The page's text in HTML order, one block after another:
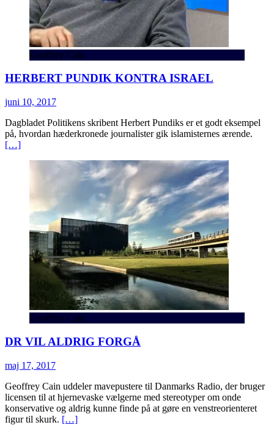
Geoffrey Cain
HERBERT PUNDIK KONTRA ISRAEL
juni 10, 2017
Dagbladet Politikens skribent Herbert Pundiks er et godt eksempel
på, hvordan hæderkronede journalister gik islamisternes ærende.
[…]
Geoffrey Cain
DR VIL ALDRIG FORGÅ
maj 17, 2017
Geoffrey Cain uddeler mavepustere til Danmarks Radio, der bruger
licensen til at hjernevaske vælgerne med stereotyper om onde
konservative og aldrig kunne finde på at gøre en venstreorienteret
figur til skurk. […]